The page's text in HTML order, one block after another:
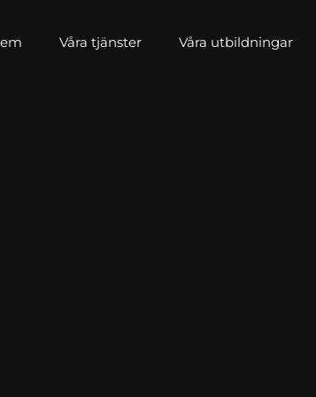
Våra tjänster Våra utbildningar